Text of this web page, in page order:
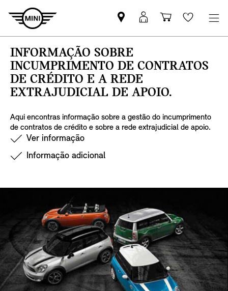
Pesquisar
parceiro
MINI
Iniciar
sessão
Carrinho
de
Wishlist
INFORMAÇÃO SOBRE
INCUMPRIMENTO DE CONTRATOS
DE CRÉDITO E A REDE
EXTRAJUDICIAL DE APOIO.
Aqui encontras informação sobre a gestão do incumprimento
de contratos de crédito e sobre a rede extrajudicial de apoio.
Ver informação
Informação adicional